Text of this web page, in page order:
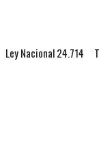
Ley Nacional 24.714